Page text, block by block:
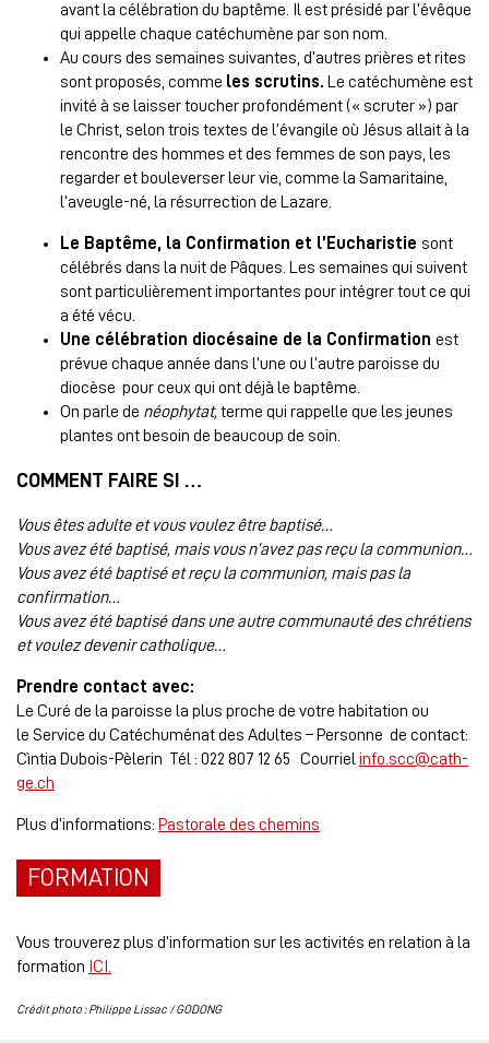
avant la célébration du baptême. Il est présidé par l’évêque
qui appelle chaque catéchumène par son nom.
Au cours des semaines suivantes, d’autres prières et rites
sont proposés, comme les scrutins. Le catéchumène est
invité à se laisser toucher profondément (« scruter ») par
le Christ, selon trois textes de l’évangile où Jésus allait à la
rencontre des hommes et des femmes de son pays, les
regarder et bouleverser leur vie, comme la Samaritaine,
l’aveugle-né, la résurrection de Lazare.
Le Baptême, la Confirmation et l’Eucharistie sont
célébrés dans la nuit de Pâques. Les semaines qui suivent
sont particulièrement importantes pour intégrer tout ce qui
a été vécu.
Une célébration diocésaine de la Confirmation est
prévue chaque année dans l’une ou l’autre paroisse du
diocèse pour ceux qui ont déjà le baptême.
On parle de néophytat,terme qui rappelle que les jeunes
plantes ont besoin de beaucoup de soin.
COMMENT FAIRE SI …
Vous êtes adulte et vous voulez être baptisé…
Vous avez été baptisé, mais vous n’avez pas reçu la communion…
Vous avez été baptisé et reçu la communion, mais pas la
confirmation…
Vous avez été baptisé dans une autre communauté des chrétiens
et voulez devenir catholique…
Prendre contact avec:
Le Curé de la paroisse la plus proche de votre habitation ou
le Service du Catéchuménat des Adultes – Personne de contact:
Cìntia Dubois-Pèlerin Tél : 022 807 12 65 Courriel info.scc@cath-
ge.ch
Plus d’informations: Pastorale des chemins
FORMATION
Vous trouverez plus d’information sur les activités en relation à la
formation ICI.
Crédit photo : Philippe Lissac / GODONG